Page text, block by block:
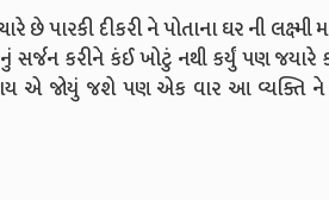
પારકી દીકરી ને પોતાના ઘર ની લક્ષ્મી
સર્જન કરીને કંઈ ખોટું નથી કર્યું પણ જયારે
એ જોયું જશે પણ એક વાર આ વ્યક્તિ ને